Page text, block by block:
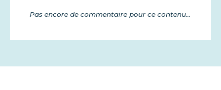
Pas encore de commentaire pour ce contenu...